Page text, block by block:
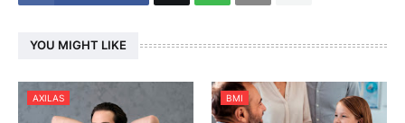
YOU MIGHT LIKE
AXILAS BMI